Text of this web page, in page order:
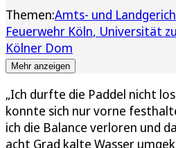
Themen:Amts- und
Feuerwehr Köln Universität
Kölner Dom
Mehr anzeigen
„Ich durfte die Paddel nicht
konnte sich nur vorne
ich die Balance verloren und
acht Grad kalte Wasser